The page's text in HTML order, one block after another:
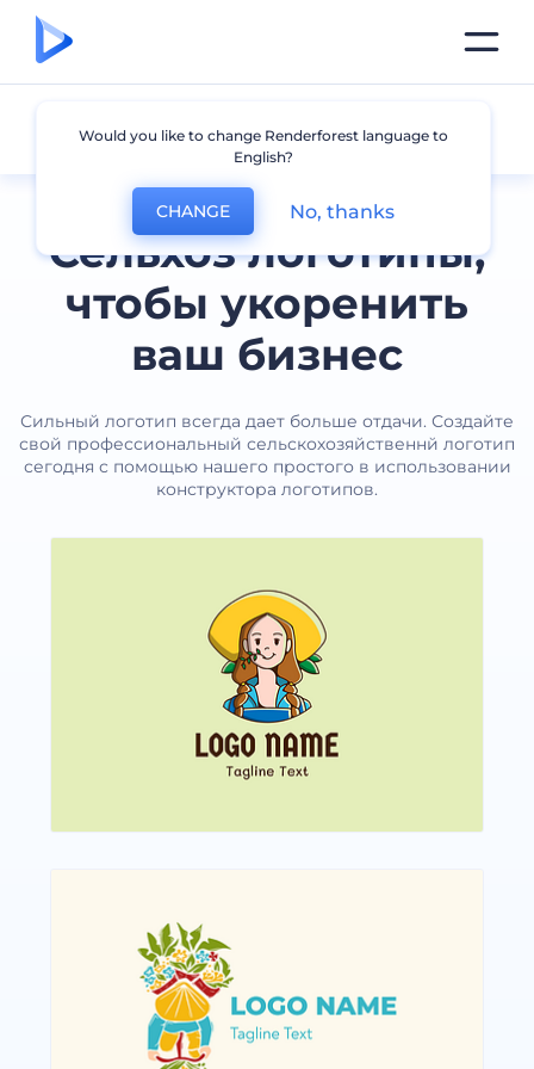
Сельхоз логотипы,
чтобы укоренить
ваш бизнес
Сильный логотип всегда дает больше отдачи. Создайте
свой профессиональный сельскохозяйственнй логотип
сегодня с помощью нашего простого в использовании
конструктора логотипов.
Сельское хозяйство
Would you like to change Renderforest language to
English?
CHANGE No, thanks